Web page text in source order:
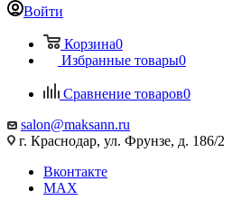
Войти
Корзина0
Избранные товары0
Сравнение товаров0
salon@maksann.ru
г. Краснодар, ул. Фрунзе, д. 186/2
Вконтакте
MAX